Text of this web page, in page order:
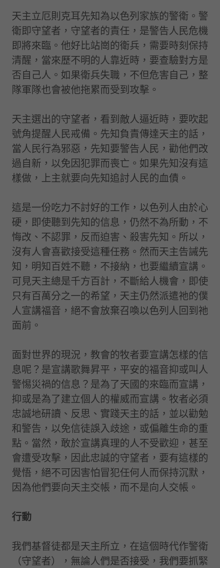
天主立厄則克耳先知為以色列家族的警衛。警
衛即守望者，守望者的責任，是警告人民危機
即將來臨。他好比站崗的衛兵，需要時刻保持
清醒，當來歷不明的人靠近時，要查驗對方是
否自己人。如果衛兵失職，不但危害自己，整
隊軍隊也會被他拖累而受到攻擊。
天主選出的守望者，看到敵人逼近時，要吹起
號角提醒人民戒備。先知負責傳達天主的話，
當人民行為邪惡，先知要警告人民，勸他們改
過自新，以免因犯罪而喪亡。如果先知沒有這
樣做，上主就要向先知追討人民的血債。
這是一份吃力不討好的工作，以色列人由於心
硬，即使聽到先知的信息，仍然不為所動，不
悔改、不認罪，反而迫害、殺害先知。所以，
沒有人會喜歡接受這種任務。然而天主告誡先
知，明知百姓不聽，不接納，也要繼續宣講。
可見天主總是千方百計，不斷給人機會，即使
只有百萬分之一的希望，天主仍然派遣祂的僕
人宣講福音，絕不會放棄召喚以色列人回到祂
面前。
面對世界的現況，教會的牧者要宣講怎樣的信
息呢？是宣講歌舞昇平，平安的福音抑或叫人
警惕災禍的信息？是為了天國的來臨而宣講，
抑或是為了建立個人的權威而宣講。牧者必須
忠誠地研讀、反思、實踐天主的話，並以勸勉
和警告，以免信徒誤入歧途，或偏離生命的重
點。當然，敢於宣講真理的人不受歡迎，甚至
會遭受攻擊，因此忠誠的守望者，要有這樣的
覺悟，絕不可因害怕冒犯任何人而保持沉默，
因為他們要向天主交帳，而不是向人交帳。
行動
我們基督徒都是天主所立，在這個時代作警衛
（守望者），無論人們是否接受，我們要抓緊